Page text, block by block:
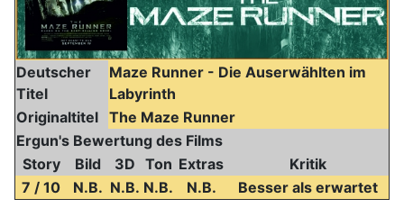
Deutscher
Titel
Maze Runner - Die Auserwählten im
Labyrinth
Originaltitel The Maze Runner
Ergun's Bewertung des Films
Story
Bild 3D Ton Extras
Kritik
7 / 10
N.B. N.B. N.B. N.B. Besser als erwartet